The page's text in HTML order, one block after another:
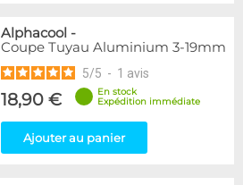
Alphacool -
Coupe Tuyau Aluminium 3-19mm
5/5 - 1 avis
18,90 €
En stock
Expédition immédiate
Ajouter au panier